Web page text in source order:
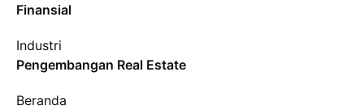
Finansial
Industri
Pengembangan Real Estate
Beranda